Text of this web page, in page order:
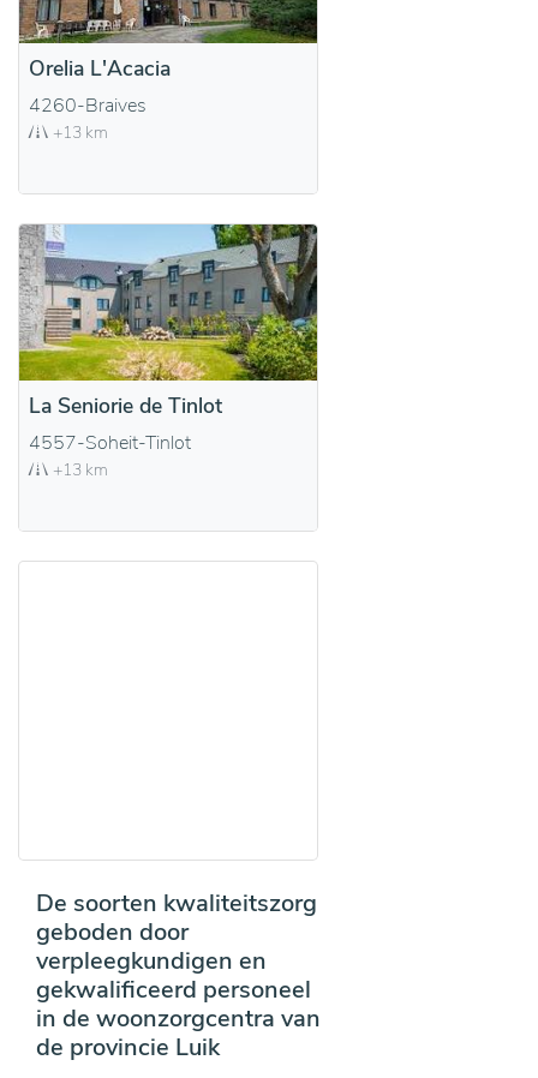
Orelia L'Acacia
4260-Braives
+13 km
La Seniorie de Tinlot
4557-Soheit-Tinlot
+13 km
De soorten kwaliteitszorg
geboden door
verpleegkundigen en
gekwalificeerd personeel
in de woonzorgcentra van
de provincie Luik